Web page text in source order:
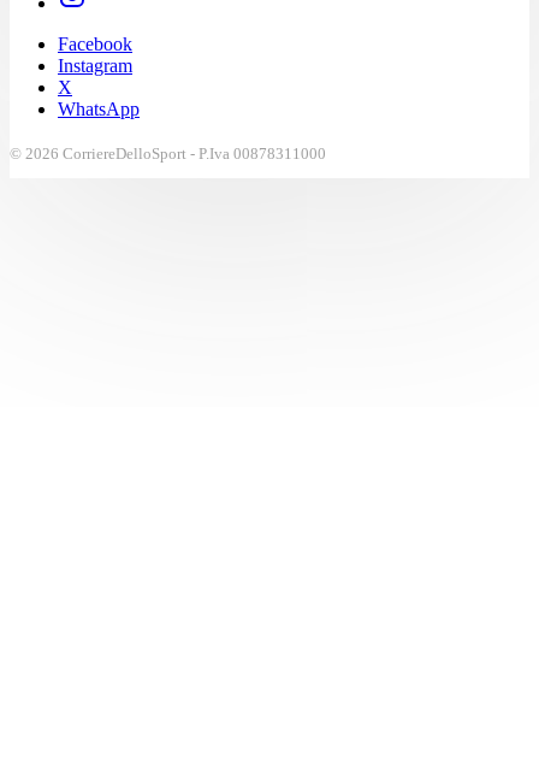
Facebook
Instagram
X
WhatsApp
© 2026 CorriereDelloSport - P.Iva 00878311000